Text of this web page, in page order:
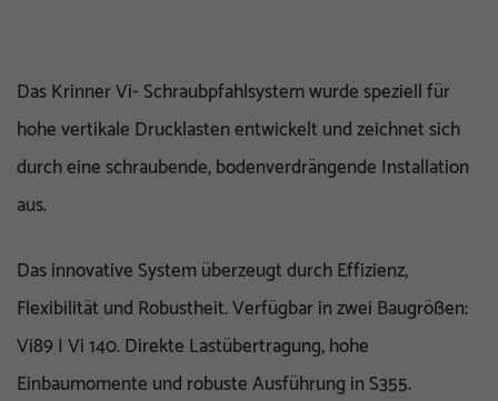
Das Krinner Vi- Schraubpfahlsystem wurde speziell für
hohe vertikale Drucklasten entwickelt und zeichnet sich
durch eine schraubende, bodenverdrängende Installation
aus.
Das innovative System überzeugt durch Effizienz,
Flexibilität und Robustheit. Verfügbar in zwei Baugrößen:
Vi89 I Vi 140. Direkte Lastübertragung, hohe
Einbaumomente und robuste Ausführung in S355.